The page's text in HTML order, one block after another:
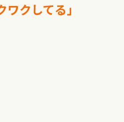
ワクしてる」